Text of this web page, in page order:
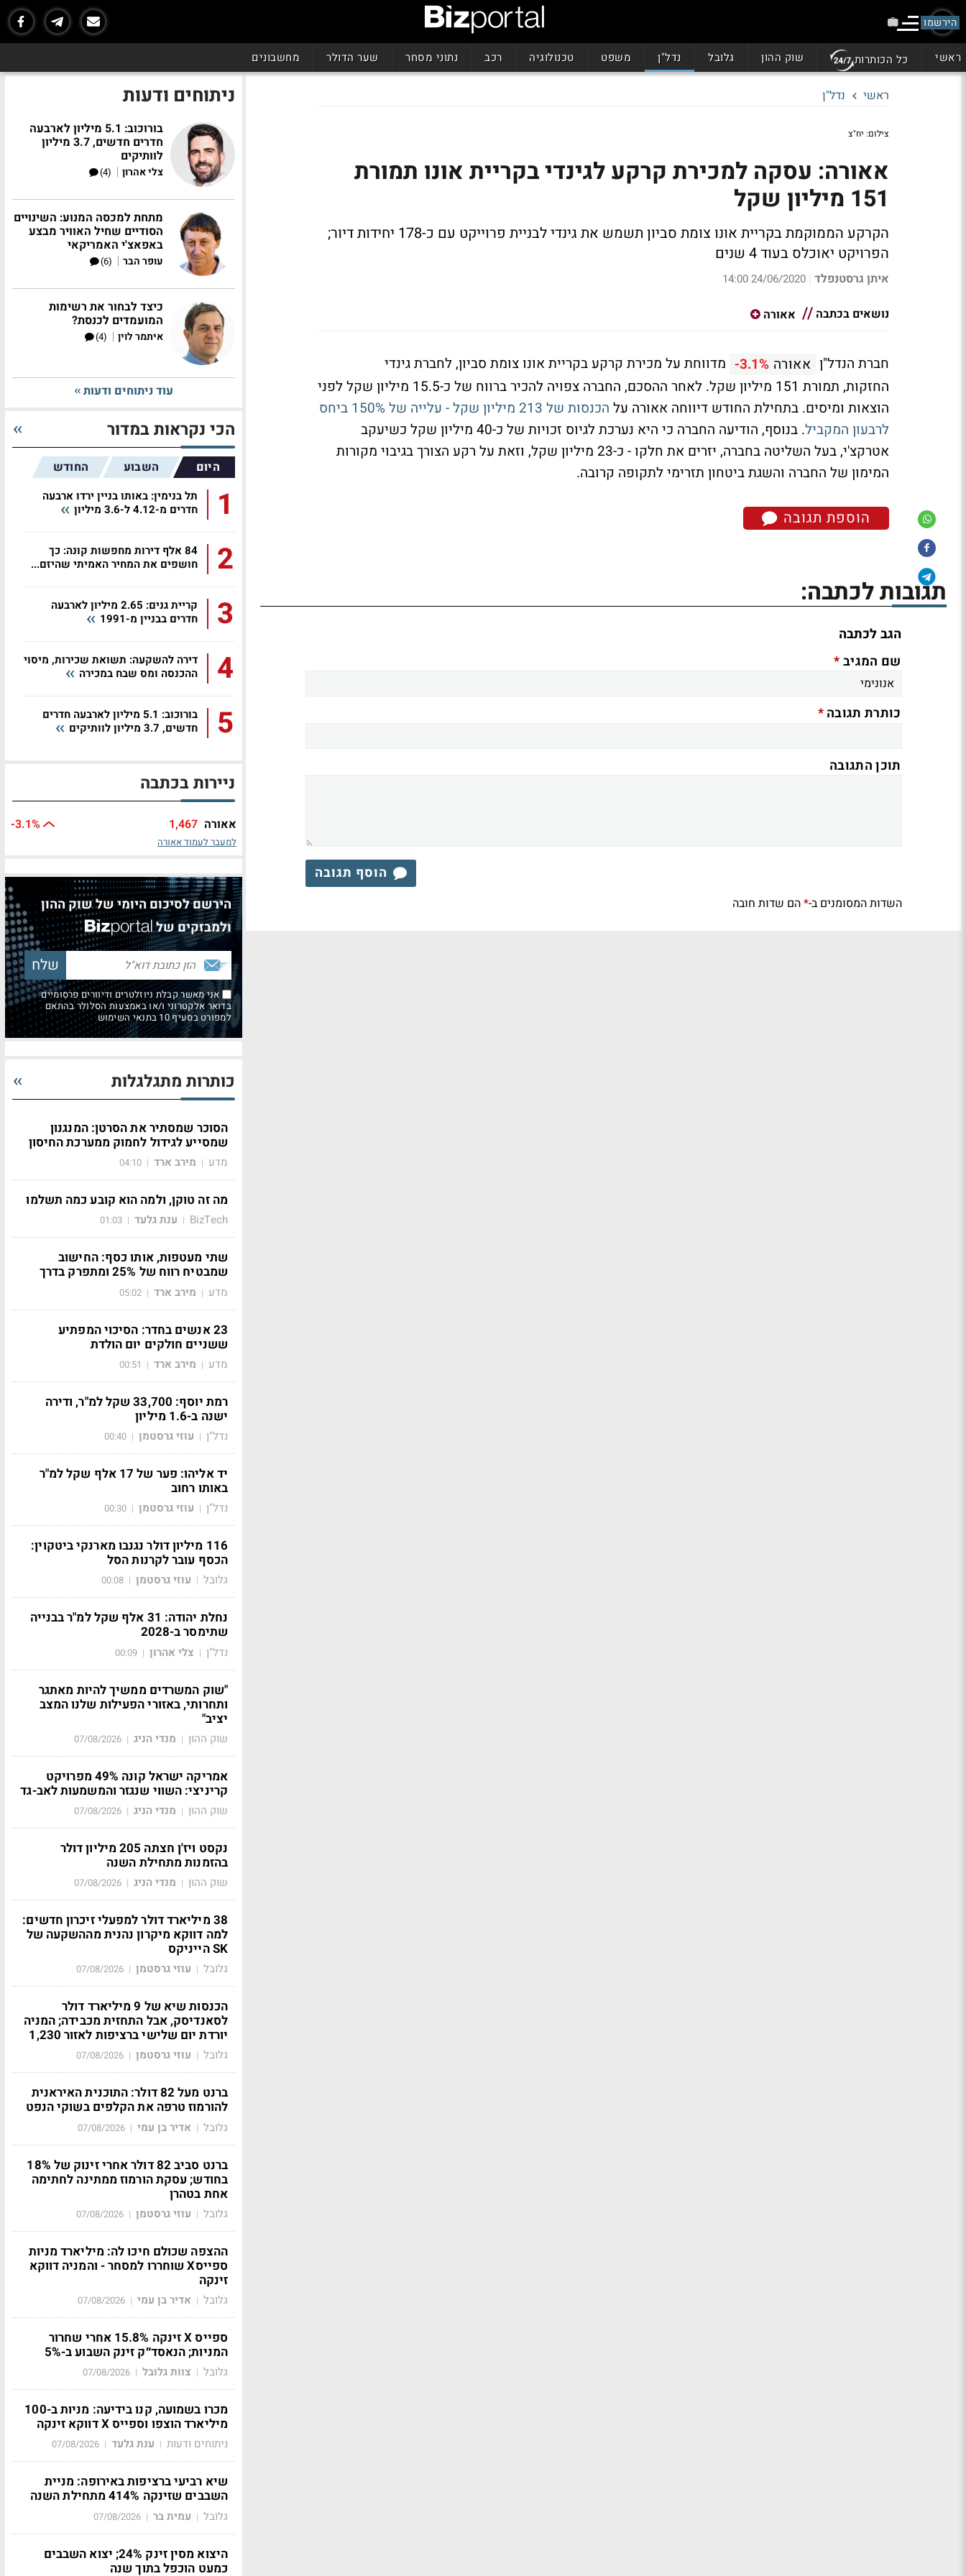
הירשמו
ראשי כל הכותרות שוק ההון גלובל נדל"ן משפט טכנולוגיה רכב נתוני מסחר שער הדולר מחשבונים
ראשי נדל"ן
צילום: יח"צ
אאורה: עסקה למכירת קרקע לגינדי בקריית אונו תמורת
151 מיליון שקל
הקרקע הממוקמת בקריית אונו צומת סביון תשמש את גינדי לבניית פרוייקט עם כ-178 יחידות דיור;
הפרויקט יאוכלס בעוד 4 שנים
איתן גרסטנפלד |
24/06/2020 14:00
נושאים בכתבה אאורה
חברת הנדל"ן אאורה -3.1% מדווחת על מכירת קרקע בקריית אונו צומת סביון, לחברת גינדי
החזקות, תמורת 151 מיליון שקל. לאחר ההסכם, החברה צפויה להכיר ברווח של כ-15.5 מיליון שקל לפני
הוצאות ומיסים. בתחילת החודש דיווחה אאורה על
הכנסות של 213 מיליון שקל - עלייה של 150% ביחס
לרבעון המקביל
. בנוסף, הודיעה החברה כי היא נערכת לגיוס זכויות של כ-40 מיליון שקל כשיעקב
אטרקצ'י, בעל השליטה בחברה, יזרים את חלקו - כ-23 מיליון שקל, וזאת על רקע הצורך בגיבוי מקורות
המימון של החברה והשגת ביטחון תזרימי לתקופה קרובה.
הוספת תגובה
תגובות לכתבה:
הגב לכתבה
שם המגיב*
כותרת תגובה*
תוכן התגובה
הוסף תגובה
השדות המסומנים ב-*הם שדות חובה
ניתוחים ודעות
בורוכוב: 5.1 מיליון לארבעה
חדרים חדשים, 3.7 מיליון
לוותיקים
צלי אהרון |
(4)
מתחת למכסה המנוע: השינויים
הסודיים שחיל האוויר מבצע
באפאצ'י האמריקאי
עופר הבר |
(6)
כיצד לבחור את רשימות
המועמדים לכנסת?
איתמר לוין |
(4)
עוד ניתוחים ודעות
הכי נקראות במדור
היום השבוע החודש
1
תל בנימין: באותו בניין ירדו ארבעה
חדרים מ-4.12 ל-3.6 מיליון
2
84 אלף דירות מחפשות קונה: כך
חושפים את המחיר האמיתי שהיזם...
3
קריית גנים: 2.65 מיליון לארבעה
חדרים בבניין מ-1991
4
דירה להשקעה: תשואת שכירות, מיסוי
ההכנסה ומס שבח במכירה
5
בורוכוב: 5.1 מיליון לארבעה חדרים
חדשים, 3.7 מיליון לוותיקים
ניירות בכתבה
אאורה 1,467
-3.1%
למעבר לעמוד אאורה
הירשם לסיכום היומי של שוק ההון
ולמבזקים של
אני מאשר קבלת ניוזלטרים ודיוורים פרסומיים
בדואר אלקטרוני ו/או באמצעות הסלולר בהתאם
למפורט בסעיף 10 בתנאי השימוש
כותרות מתגלגלות
הסוכר שמסתיר את הסרטן: המנגנון
שמסייע לגידול לחמוק ממערכת החיסון
מדע | מירב ארד |
04:10
מה זה טוקן, ולמה הוא קובע כמה תשלמו
BizTech
| ענת גלעד |
01:03
שתי מעטפות, אותו כסף: החישוב
שמבטיח רווח של 25% ומתפרק בדרך
מדע | מירב ארד |
05:02
23 אנשים בחדר: הסיכוי המפתיע
ששניים חולקים יום הולדת
מדע | מירב ארד |
00:51
רמת יוסף: 33,700 שקל למ"ר, ודירה
ישנה ב-1.6 מיליון
נדל"ן | עוזי גרסטמן |
00:40
יד אליהו: פער של 17 אלף שקל למ"ר
באותו רחוב
נדל"ן | עוזי גרסטמן |
00:30
116 מיליון דולר נגנבו מארנקי ביטקוין:
הכסף עובר לקרנות הסל
גלובל | עוזי גרסטמן |
00:08
נחלת יהודה: 31 אלף שקל למ"ר בבנייה
שתימסר ב-2028
נדל"ן | צלי אהרון |
00:09
"שוק המשרדים ממשיך להיות מאתגר
ותחרותי, באזורי הפעילות שלנו המצב
יציב"
שוק ההון | מנדי הניג |
07/08/2026
אמריקה ישראל קונה 49% מפרויקט
קריניצי: השווי שנגזר והמשמעות לאב-גד
שוק ההון | מנדי הניג |
07/08/2026
נקסט ויז'ן חצתה 205 מיליון דולר
בהזמנות מתחילת השנה
שוק ההון | מנדי הניג |
07/08/2026
38 מיליארד דולר למפעלי זיכרון חדשים:
למה דווקא מיקרון נהנית מההשקעה של
SK הייניקס
גלובל | עוזי גרסטמן |
07/08/2026
הכנסות שיא של 9 מיליארד דולר
לסאנדיסק, אבל התחזית מכבידה; המניה
יורדת יום שלישי ברציפות לאזור 1,230
גלובל | עוזי גרסטמן |
07/08/2026
ברנט מעל 82 דולר: התוכנית האיראנית
להורמוז טרפה את הקלפים בשוקי הנפט
גלובל | אדיר בן עמי |
07/08/2026
ברנט סביב 82 דולר אחרי זינוק של 18%
בחודש; עסקת הורמוז ממתינה לחתימה
אחת בטהרן
גלובל | עוזי גרסטמן |
07/08/2026
ההצפה שכולם חיכו לה: מיליארד מניות
ספייסX שוחררו למסחר - והמניה דווקא
זינקה
גלובל | אדיר בן עמי |
07/08/2026
ספייס X זינקה 15.8% אחרי שחרור
המניות; הנאסד״ק זינק השבוע ב-5%
גלובל | צוות גלובל |
07/08/2026
מכרו בשמועה, קנו בידיעה: מניות ב-100
מיליארד הוצפו וספייס X דווקא זינקה
ניתוחים ודעות | ענת גלעד |
07/08/2026
שיא רביעי ברציפות באירופה: מניית
השבבים שזינקה 414% מתחילת השנה
גלובל | עמית בר |
07/08/2026
היצוא מסין זינק 24%; יצוא השבבים
כמעט הוכפל בתוך שנה